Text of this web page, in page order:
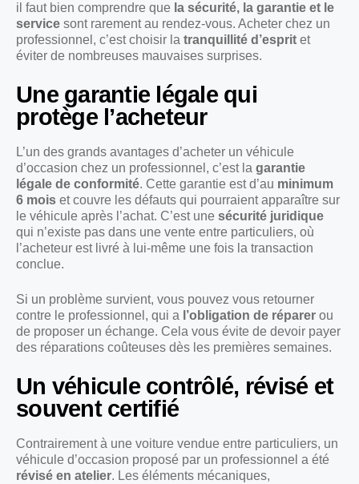
il faut bien comprendre que la sécurité, la garantie et le
service sont rarement au rendez-vous. Acheter chez un
professionnel, c’est choisir la tranquillité d’esprit et
éviter de nombreuses mauvaises surprises.
Une garantie légale qui
protège l’acheteur
L’un des grands avantages d’acheter un véhicule
d’occasion chez un professionnel, c’est la garantie
légale de conformité. Cette garantie est d’au minimum
6 mois et couvre les défauts qui pourraient apparaître sur
le véhicule après l’achat. C’est une sécurité juridique
qui n’existe pas dans une vente entre particuliers, où
l’acheteur est livré à lui-même une fois la transaction
conclue.
Si un problème survient, vous pouvez vous retourner
contre le professionnel, qui a l’obligation de réparer ou
de proposer un échange. Cela vous évite de devoir payer
des réparations coûteuses dès les premières semaines.
Un véhicule contrôlé, révisé et
souvent certifié
Contrairement à une voiture vendue entre particuliers, un
véhicule d’occasion proposé par un professionnel a été
révisé en atelier. Les éléments mécaniques,